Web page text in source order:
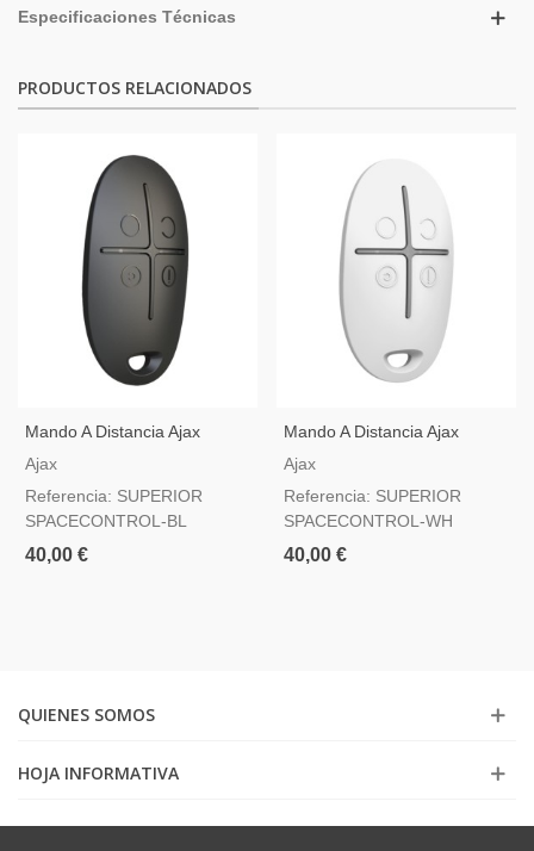
Especificaciones Técnicas
PRODUCTOS RELACIONADOS
Mando A Distancia Ajax
Superior SpaceControl
Pánico Grado 2
Ajax
Referencia: SUPERIOR
SPACECONTROL-BL
40,00 €
Mando A Distancia Ajax
Superior SpaceControl
Pánico Grado 2
Ajax
Referencia: SUPERIOR
SPACECONTROL-WH
40,00 €
QUIENES SOMOS
HOJA INFORMATIVA